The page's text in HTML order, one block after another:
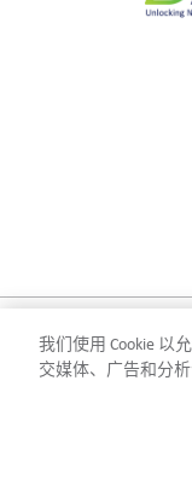
隐私
我们使用 Cookie 以
交媒体、广告和分